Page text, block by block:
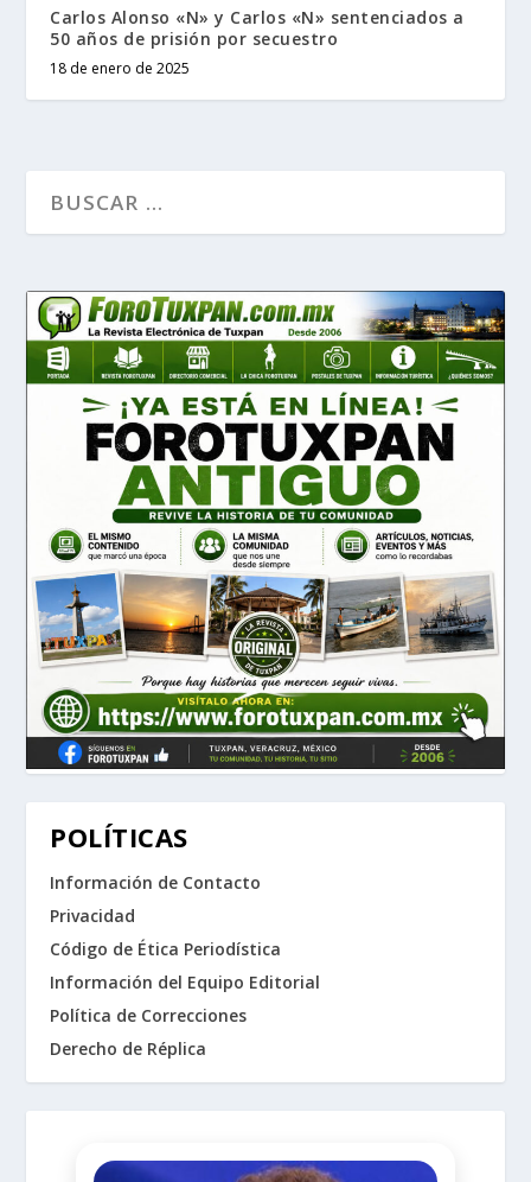
Carlos Alonso «N» y Carlos «N» sentenciados a
50 años de prisión por secuestro
18 de enero de 2025
POLÍTICAS
Información de Contacto
Privacidad
Código de Ética Periodística
Información del Equipo Editorial
Política de Correcciones
Derecho de Réplica